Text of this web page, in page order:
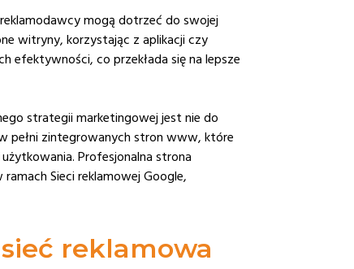
mogą dotrzeć do swojej
witryny, korzystając z aplikacji czy
efektywności, co przekłada się na lepsze
strategii marketingowej jest nie do
pełni zintegrowanych stron www, które
Profesjonalna strona
Sieci reklamowej Google,
reklamowa